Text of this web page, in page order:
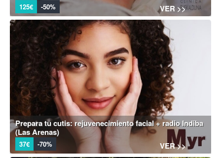
125€ -50% VER >>
Prepara tu cutis: rejuvenecimiento facial + radio Indiba
(Las Arenas)
37€ -70% VER >>